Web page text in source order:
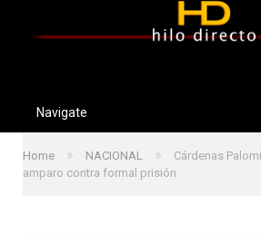
Navigate
Home » NACIONAL »
Cárdenas
amparo contra formal prisión